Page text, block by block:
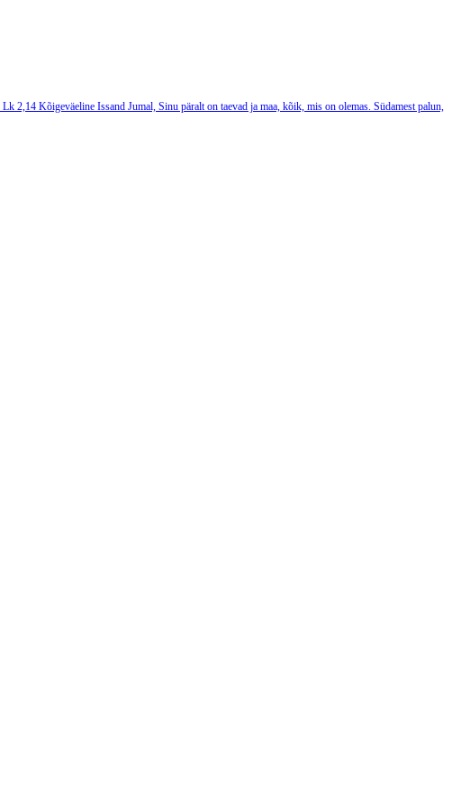
Lk 2,14 Kõigeväeline Issand Jumal, Sinu päralt on taevad ja maa, kõik, mis on olemas. Südamest palun,